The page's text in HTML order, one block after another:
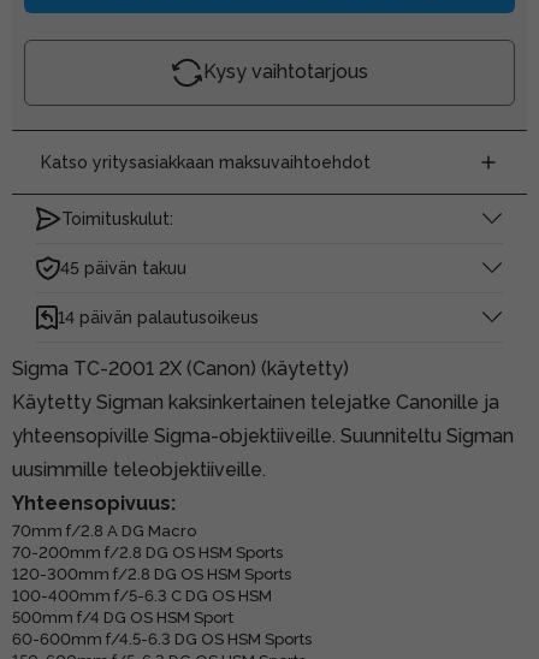
Kysy vaihtotarjous
Katso yritysasiakkaan maksuvaihtoehdot
Toimituskulut:
45 päivän takuu
14 päivän palautusoikeus
Sigma TC-2001 2X (Canon) (käytetty)
Käytetty Sigman kaksinkertainen telejatke Canonille ja
yhteensopiville Sigma-objektiiveille. Suunniteltu Sigman
uusimmille teleobjektiiveille.
Yhteensopivuus:
70mm f/2.8 A DG Macro
70-200mm f/2.8 DG OS HSM Sports
120-300mm f/2.8 DG OS HSM Sports
100-400mm f/5-6.3 C DG OS HSM
500mm f/4 DG OS HSM Sport
60-600mm f/4.5-6.3 DG OS HSM Sports